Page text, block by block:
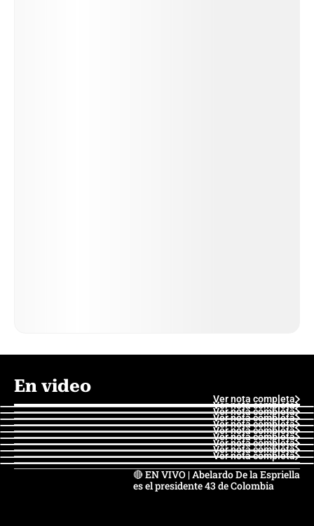
En video
Ver nota completa
Ver nota completa
Ver nota completa
Ver nota completa
Ver nota completa
Ver nota completa
Ver nota completa
Ver nota completa
Ver nota completa
Ver nota completa
🔴 EN VIVO | Abelardo De la Espriella
es el presidente 43 de Colombia